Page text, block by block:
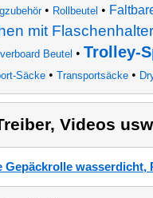
• Rollbeutel •
mit Flaschenhalter
Beutel • Trolley-
Säcke • Transportsäcke •
Videos
Gepäckrolle wasserdicht,